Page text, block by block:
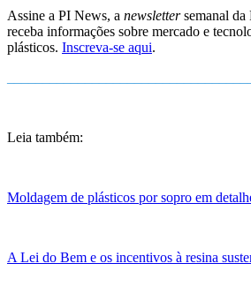
Assine a PI News, a newslettersemanal da
receba informações sobre mercado e
plásticos. Inscreva-se aqui.
Leia também:
Moldagem de plásticos por sopro em
A Lei do Bem e os incentivos à resina